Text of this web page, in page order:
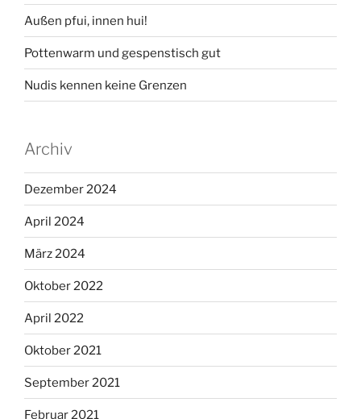
Außen pfui, innen hui!
Pottenwarm und gespenstisch gut
Nudis kennen keine Grenzen
Archiv
Dezember 2024
April 2024
März 2024
Oktober 2022
April 2022
Oktober 2021
September 2021
Februar 2021